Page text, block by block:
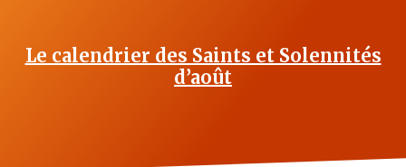
Le calendrier des Saints et Solennités
d’août